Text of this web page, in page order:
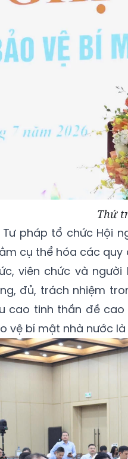
Thứ
Tư pháp tổ chức Hội
cụ thể hóa các
viên chức và
đủ, trách nhiệm
cao tinh thần đề
vệ bí mật nhà nước